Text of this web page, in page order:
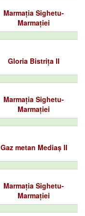
Marmația Sighetu-
Marmației
Gloria Bistrița II
Marmația Sighetu-
Marmației
Gaz metan Mediaș II
Marmația Sighetu-
Marmației